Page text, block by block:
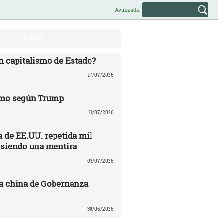
Avanzada
capitalismo de Estado?
17/07/2026
según Trump
11/07/2026
EE.UU. repetida mil
una mentira
03/07/2026
china de Gobernanza
30/06/2026